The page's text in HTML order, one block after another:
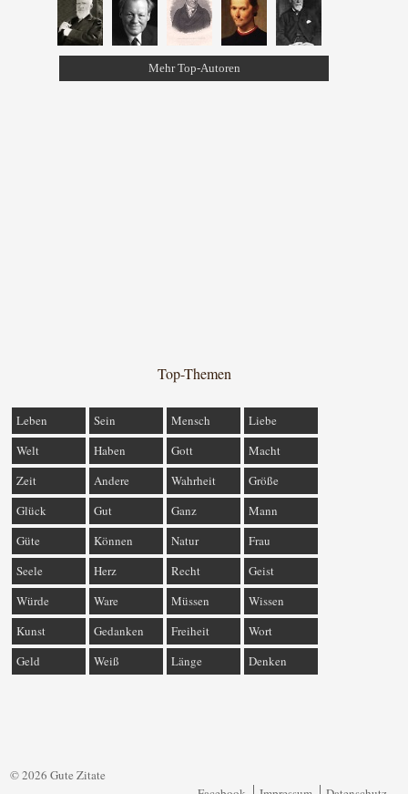
Mehr Top-Autoren
Top-Themen
Leben Sein Mensch
Liebe
Welt
Haben Gott
Macht
Zeit
Andere Wahrheit
Größe
Glück
Gut Ganz
Mann
Güte
Können Natur
Frau
Seele
Herz Recht
Geist
Würde
Ware Müssen
Wissen
Kunst
Gedanken Freiheit
Wort
Geld
Weiß Länge Denken
© 2026 Gute Zitate